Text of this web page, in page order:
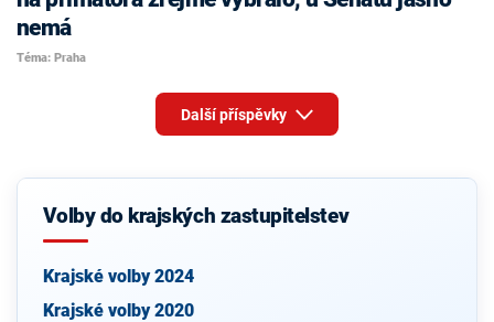
nemá
Téma: Praha
Další příspěvky
Volby do krajských zastupitelstev
Krajské volby 2024
Krajské volby 2020